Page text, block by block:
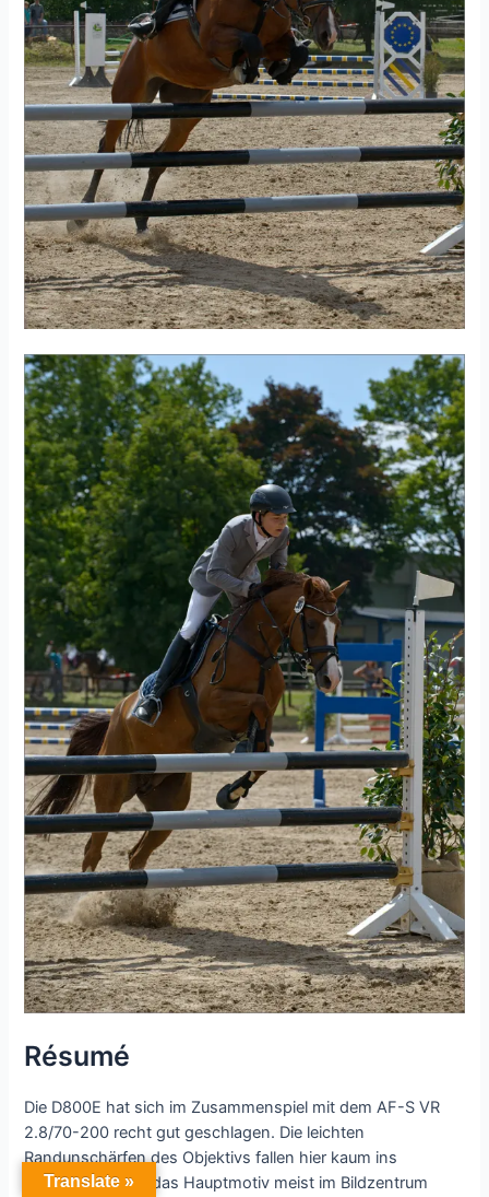
Résumé
Die D800E hat sich im Zusammenspiel mit dem AF-S VR
2.8/70-200 recht gut geschlagen. Die leichten
Randunschärfen des Objektivs fallen hier kaum ins
Gewicht, da sich das Hauptmotiv meist im Bildzentrum
Translate »